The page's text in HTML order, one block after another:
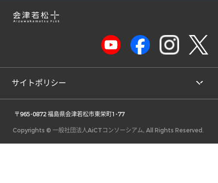
サイトポリシー
〒965-0872 福島県会津若松市東栄町1-77
Copyrights © 一般社団法人AiCTコンソーシアム, All Rights Reserved.